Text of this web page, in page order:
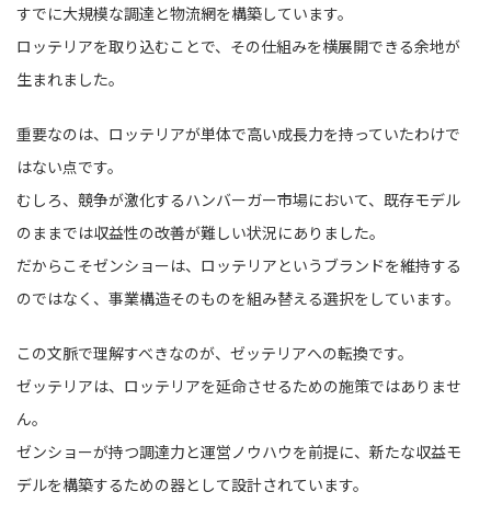
すでに大規模な調達と物流網を構築しています。
ロッテリアを取り込むことで、その仕組みを横展開できる余地が
生まれました。
重要なのは、ロッテリアが単体で高い成長力を持っていたわけで
はない点です。
むしろ、競争が激化するハンバーガー市場において、既存モデル
のままでは収益性の改善が難しい状況にありました。
だからこそゼンショーは、ロッテリアというブランドを維持する
のではなく、事業構造そのものを組み替える選択をしています。
この文脈で理解すべきなのが、ゼッテリアへの転換です。
ゼッテリアは、ロッテリアを延命させるための施策ではありませ
ん。
ゼンショーが持つ調達力と運営ノウハウを前提に、新たな収益モ
デルを構築するための器として設計されています。